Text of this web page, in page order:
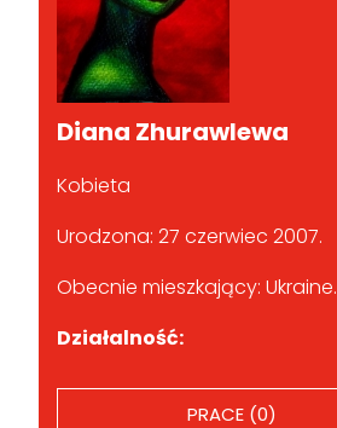
Diana Zhurawlewa
Kobieta
Urodzona: 27 czerwiec 2007.
Obecnie mieszkający: Ukraine.
Działalność:
PRACE (0)